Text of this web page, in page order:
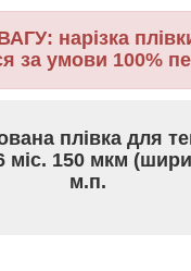
нарізка
за умови 100%
плівка для
міс. 150 мкм
м.п.